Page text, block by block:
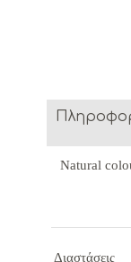
Natural
Διαστάσεις